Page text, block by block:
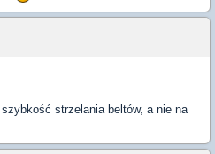
strzelania beltów, a nie na